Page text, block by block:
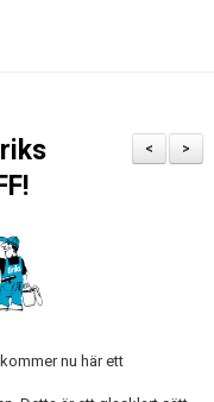
>
<
nu här ett